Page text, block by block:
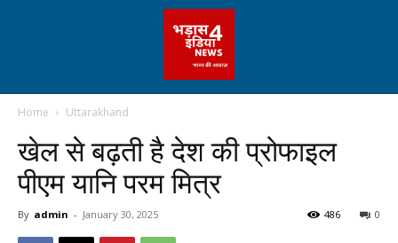
Home Uttarakhand
खेल से बढ़ती है देश की प्रोफाइल
पीएम यानि परम मित्र
By admin - January 30, 2025 0
486